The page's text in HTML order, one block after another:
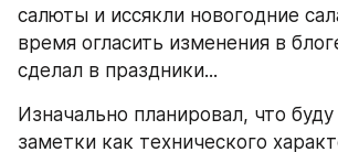
салюты и иссякли новогодние
время огласить изменения в
сделал в праздники...
Изначально планировал, что
заметки как технического